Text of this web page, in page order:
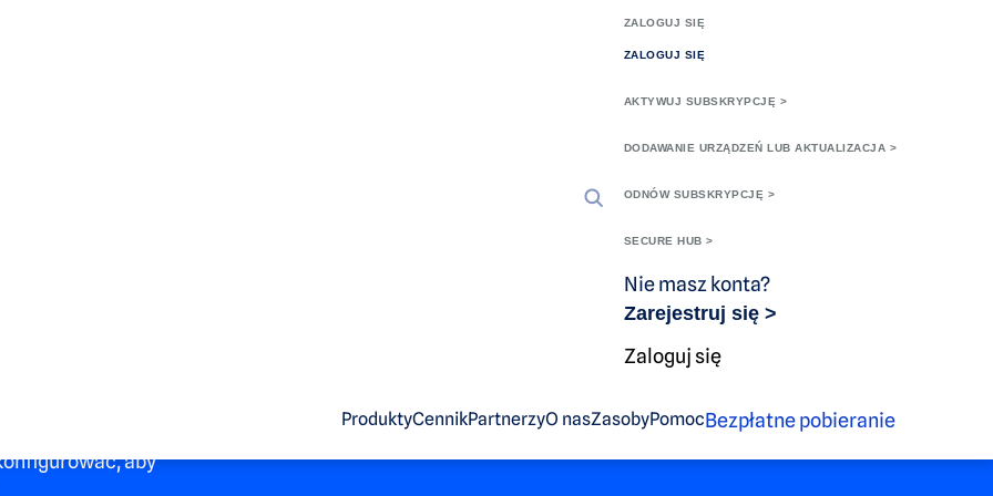
ZALOGUJ SIĘ
ZALOGUJ SIĘ
AKTYWUJ SUBSKRYPCJĘ >
DODAWANIE URZĄDZEŃ LUB AKTUALIZACJA >
ODNÓW SUBSKRYPCJĘ >
SECURE HUB >
Nie masz konta?
Zarejestruj się >
Zaloguj się
ProduktyCennikPartnerzyO nasZasobyPomocBezpłatne pobieranie
dotyczące kluczy
to jest klucz dostępu
się do kont
dostępu zwiększają
aby